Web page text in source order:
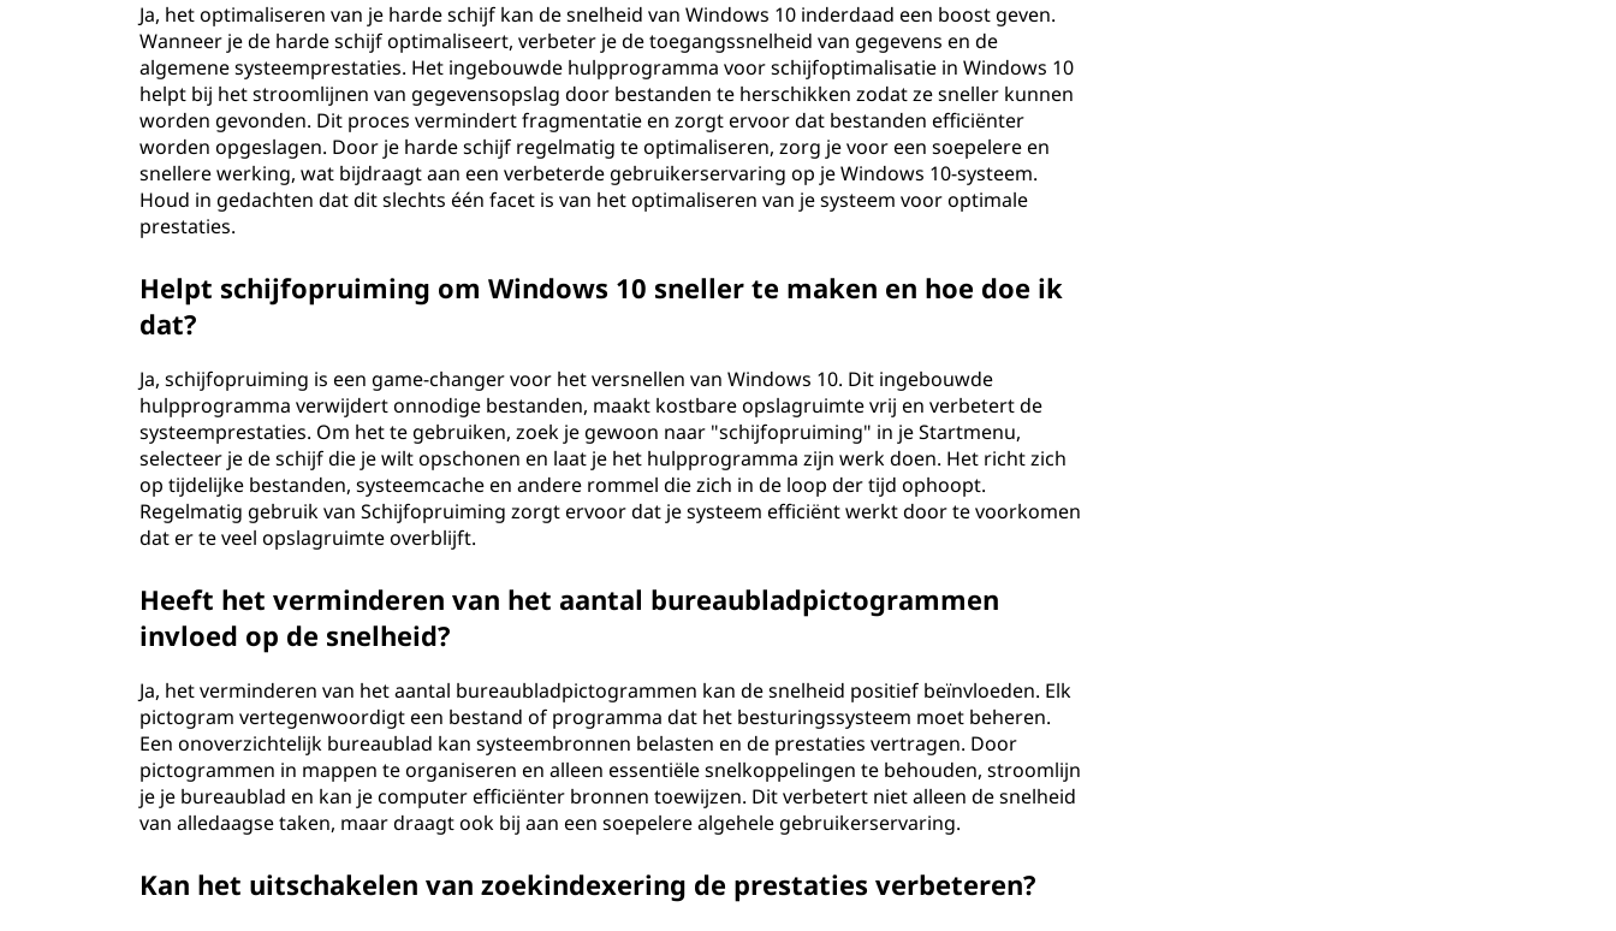
Ja, het optimaliseren van je harde schijf kan de snelheid van Windows 10 inderdaad een boost geven.
Wanneer je de harde schijf optimaliseert, verbeter je de toegangssnelheid van gegevens en de
algemene systeemprestaties. Het ingebouwde hulpprogramma voor schijfoptimalisatie in Windows 10
helpt bij het stroomlijnen van gegevensopslag door bestanden te herschikken zodat ze sneller kunnen
worden gevonden. Dit proces vermindert fragmentatie en zorgt ervoor dat bestanden efficiënter
worden opgeslagen. Door je harde schijf regelmatig te optimaliseren, zorg je voor een soepelere en
snellere werking, wat bijdraagt aan een verbeterde gebruikerservaring op je Windows 10-systeem.
Houd in gedachten dat dit slechts één facet is van het optimaliseren van je systeem voor optimale
prestaties.
Helpt schijfopruiming om Windows 10 sneller te maken en hoe doe ik
dat?
Ja, schijfopruiming is een game-changer voor het versnellen van Windows 10. Dit ingebouwde
hulpprogramma verwijdert onnodige bestanden, maakt kostbare opslagruimte vrij en verbetert de
systeemprestaties. Om het te gebruiken, zoek je gewoon naar "schijfopruiming" in je Startmenu,
selecteer je de schijf die je wilt opschonen en laat je het hulpprogramma zijn werk doen. Het richt zich
op tijdelijke bestanden, systeemcache en andere rommel die zich in de loop der tijd ophoopt.
Regelmatig gebruik van Schijfopruiming zorgt ervoor dat je systeem efficiënt werkt door te voorkomen
dat er te veel opslagruimte overblijft.
Heeft het verminderen van het aantal bureaubladpictogrammen
invloed op de snelheid?
Ja, het verminderen van het aantal bureaubladpictogrammen kan de snelheid positief beïnvloeden. Elk
pictogram vertegenwoordigt een bestand of programma dat het besturingssysteem moet beheren.
Een onoverzichtelijk bureaublad kan systeembronnen belasten en de prestaties vertragen. Door
pictogrammen in mappen te organiseren en alleen essentiële snelkoppelingen te behouden, stroomlijn
je je bureaublad en kan je computer efficiënter bronnen toewijzen. Dit verbetert niet alleen de snelheid
van alledaagse taken, maar draagt ook bij aan een soepelere algehele gebruikerservaring.
Kan het uitschakelen van zoekindexering de prestaties verbeteren?